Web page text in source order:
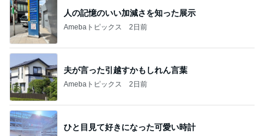
人の記憶のいい加減さを知った展示
Amebaトピックス 2日前
夫が言った引越すかもしれん言葉
Amebaトピックス 2日前
ひと目見て好きになった可愛い時計